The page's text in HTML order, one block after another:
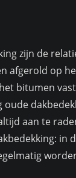
zijn de
afgerold op
bitumen
aan te
in